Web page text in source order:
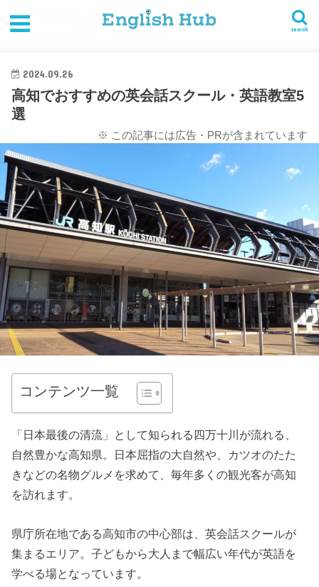
search
英会話スクール・英会話教室
【四国】おすすめの英会話スクール・英語教室まとめ
高知でおすすめの英会話スクール・英語教室5選
2024.09.26
高知でおすすめの英会話スクール・英語教室5
選
※ この記事には広告・PRが含まれています
コンテンツ一覧
「日本最後の清流」として知られる四万十川が流れる、
自然豊かな高知県。日本屈指の大自然や、カツオのたた
きなどの名物グルメを求めて、毎年多くの観光客が高知
を訪れます。
県庁所在地である高知市の中心部は、英会話スクールが
集まるエリア。子どもから大人まで幅広い年代が英語を
学べる場となっています。